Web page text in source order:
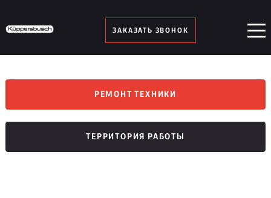
ЗАКАЗАТЬ ЗВОНОК
РЕМОНТ ТЕХНИКИ
ТЕРРИТОРИЯ РАБОТЫ